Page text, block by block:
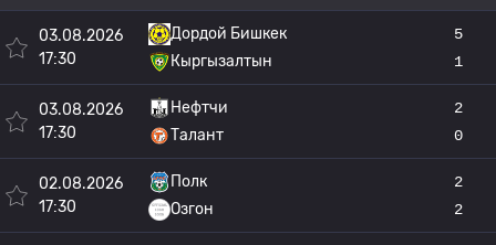
03.08.2026
17:30
Дордой Бишкек
Кыргызалтын
5
1
03.08.2026
17:30
Нефтчи
Талант
2
0
02.08.2026
17:30
Полк
Озгон
2
2